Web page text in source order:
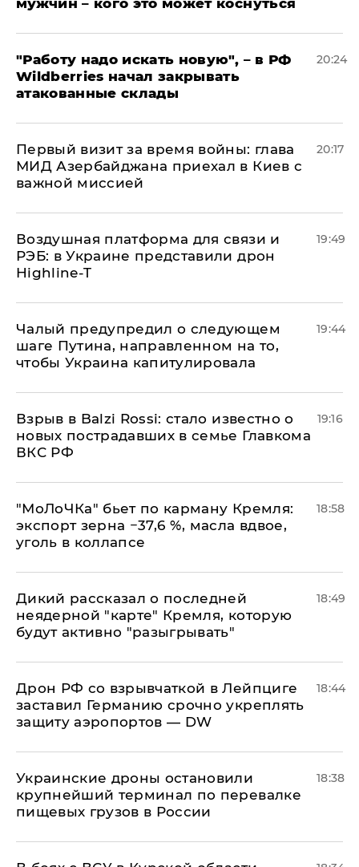
мужчин – кого это может коснуться
"Работу надо искать новую", – в РФ
Wildberries начал закрывать
атакованные склады
20:24
Первый визит за время войны: глава
МИД Азербайджана приехал в Киев с
важной миссией
20:17
Воздушная платформа для связи и
РЭБ: в Украине представили дрон
Highline-T
19:49
Чалый предупредил о следующем
шаге Путина, направленном на то,
чтобы Украина капитулировала
19:44
Взрыв в Balzi Rossi: стало известно о
новых пострадавших в семье Главкома
ВКС РФ
19:16
​"МоЛоЧКа" бьет по карману Кремля:
экспорт зерна −37,6 %, масла вдвое,
уголь в коллапсе
18:58
Дикий рассказал о последней
неядерной "карте" Кремля, которую
будут активно "разыгрывать"
18:49
​Дрон РФ со взрывчаткой в Лейпциге
заставил Германию срочно укреплять
защиту аэропортов — DW
18:44
Украинские дроны остановили
крупнейший терминал по перевалке
пищевых грузов в России
18:38